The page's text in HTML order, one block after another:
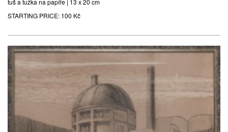
STARTING PRICE: 100 Kč